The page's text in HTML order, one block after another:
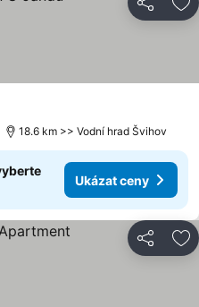
Sdílet
18.6 km >> Vodní hrad Švihov
Ukázat ceny
Sdílet